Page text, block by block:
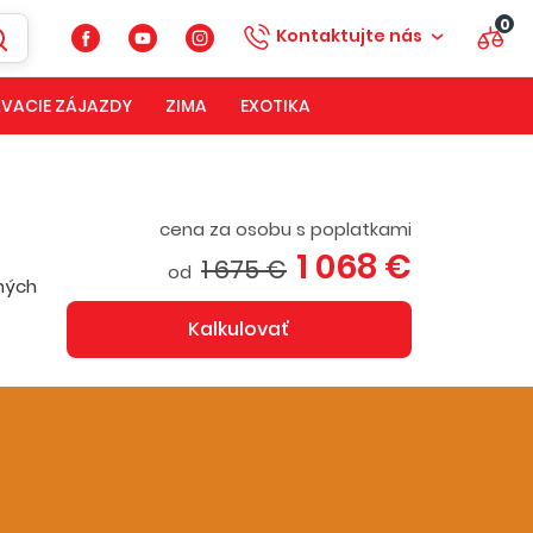
Kontaktujte nás 0
ZÁJAZDY ZIMA EXOTIKA
cena za osobu s poplatkami
od 1 675 € 1 068 €
Kalkulovať